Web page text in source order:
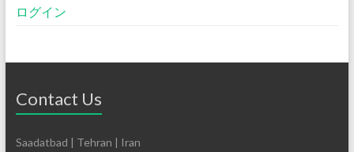
ログイン
Contact Us
Saadatbad | Tehran | Iran